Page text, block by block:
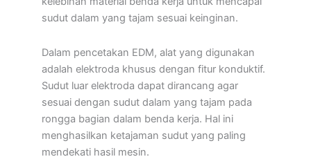
sudut dalam yang tajam sesuai keinginan.
Dalam pencetakan EDM, alat yang digunakan
adalah elektroda khusus dengan fitur konduktif.
Sudut luar elektroda dapat dirancang agar
sesuai dengan sudut dalam yang tajam pada
rongga bagian dalam benda kerja. Hal ini
menghasilkan ketajaman sudut yang paling
mendekati hasil mesin.